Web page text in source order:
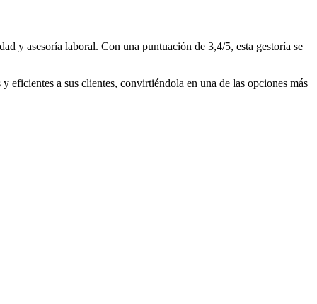
y asesoría laboral. Con una puntuación de 3,4/5, esta gestoría se
a sus clientes, convirtiéndola en una de las opciones más